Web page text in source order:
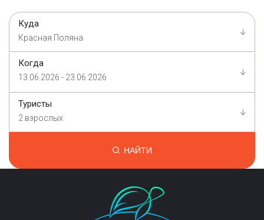
Куда
Красная Поляна
Когда
13.06.2026 - 23.06.2026
Туристы
2 взрослых
НАЙТИ